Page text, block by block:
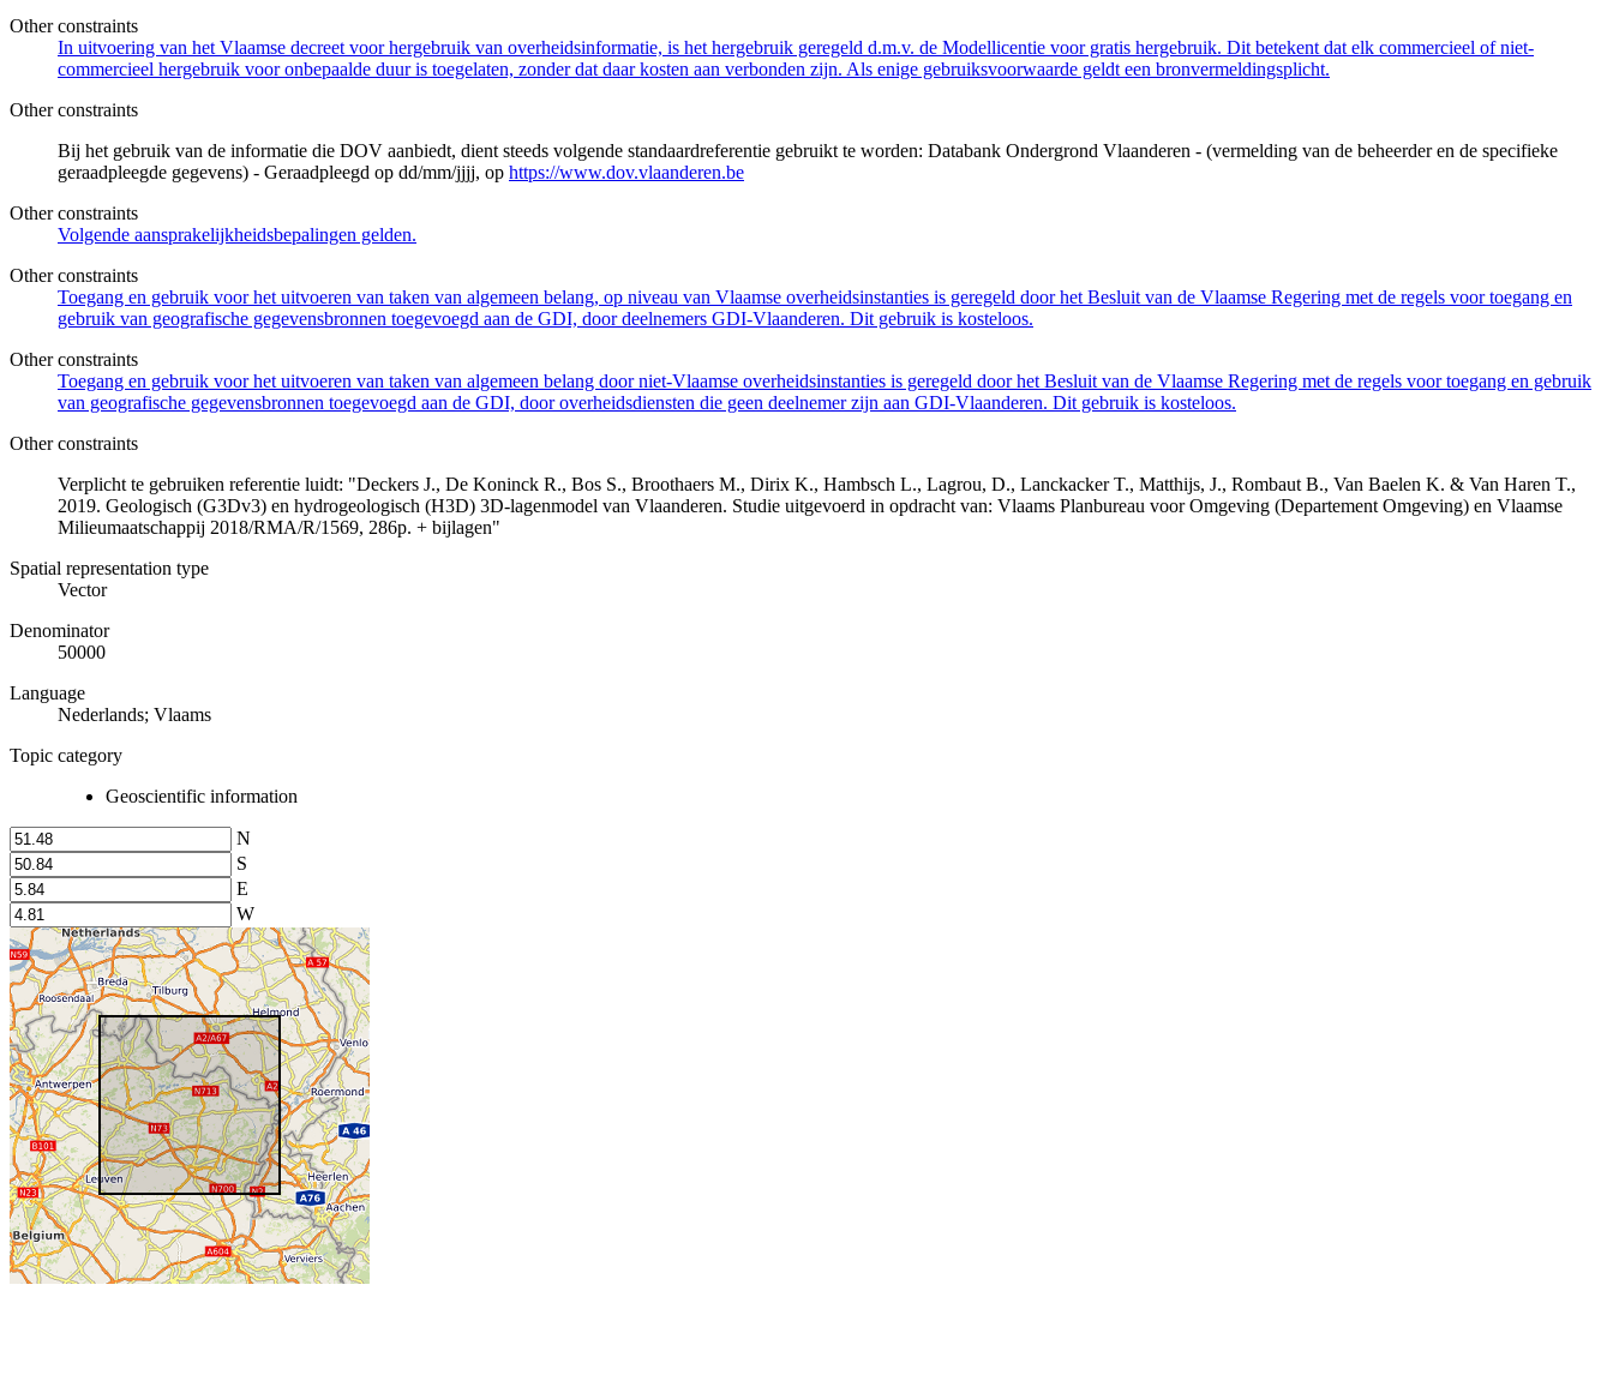
Other constraints
In uitvoering van het Vlaamse decreet voor hergebruik van overheidsinformatie, is het hergebruik geregeld d.m.v. de Modellicentie voor gratis hergebruik. Dit betekent dat elk commercieel of niet-
commercieel hergebruik voor onbepaalde duur is toegelaten, zonder dat daar kosten aan verbonden zijn. Als enige gebruiksvoorwaarde geldt een bronvermeldingsplicht.
Other constraints
Bij het gebruik van de informatie die DOV aanbiedt, dient steeds volgende standaardreferentie gebruikt te worden: Databank Ondergrond Vlaanderen - (vermelding van de beheerder en de specifieke
geraadpleegde gegevens) - Geraadpleegd op dd/mm/jjjj, op https://www.dov.vlaanderen.be
Other constraints
Volgende aansprakelijkheidsbepalingen gelden.
Other constraints
Toegang en gebruik voor het uitvoeren van taken van algemeen belang, op niveau van Vlaamse overheidsinstanties is geregeld door het Besluit van de Vlaamse Regering met de regels voor toegang en
gebruik van geografische gegevensbronnen toegevoegd aan de GDI, door deelnemers GDI-Vlaanderen. Dit gebruik is kosteloos.
Other constraints
Toegang en gebruik voor het uitvoeren van taken van algemeen belang door niet-Vlaamse overheidsinstanties is geregeld door het Besluit van de Vlaamse Regering met de regels voor toegang en gebruik
van geografische gegevensbronnen toegevoegd aan de GDI, door overheidsdiensten die geen deelnemer zijn aan GDI-Vlaanderen. Dit gebruik is kosteloos.
Other constraints
Verplicht te gebruiken referentie luidt: "Deckers J., De Koninck R., Bos S., Broothaers M., Dirix K., Hambsch L., Lagrou, D., Lanckacker T., Matthijs, J., Rombaut B., Van Baelen K. & Van Haren T.,
2019. Geologisch (G3Dv3) en hydrogeologisch (H3D) 3D-lagenmodel van Vlaanderen. Studie uitgevoerd in opdracht van: Vlaams Planbureau voor Omgeving (Departement Omgeving) en Vlaamse
Milieumaatschappij 2018/RMA/R/1569, 286p. + bijlagen"
Spatial representation type
Vector
Denominator
50000
Language
Nederlands; Vlaams
Topic category
Geoscientific information
N
S
E
W